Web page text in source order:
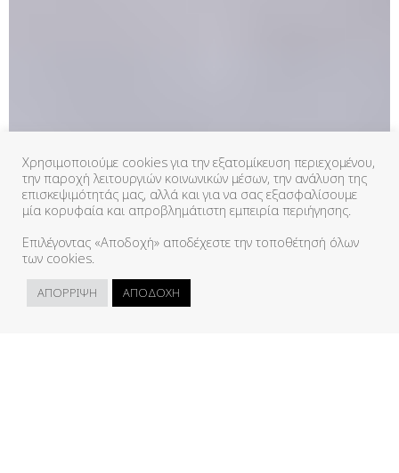
Χρησιμοποιούμε cookies για την εξατομίκευση περιεχομένου,
την παροχή λειτουργιών κοινωνικών μέσων, την ανάλυση της
επισκεψιμότητάς μας, αλλά και για να σας εξασφαλίσουμε
μία κορυφαία και απροβλημάτιστη εμπειρία περιήγησης.
Επιλέγοντας «Αποδοχή» αποδέχεστε την τοποθέτησή όλων
των cookies.
ΑΠΟΡΡΙΨΗ ΑΠΟΔΟΧΗ